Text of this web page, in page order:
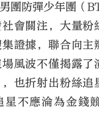
團防彈少年團（
會關注，大量粉
證據，聯合向主
風波不僅揭露了
，也折射出粉絲
不應淪為金錢